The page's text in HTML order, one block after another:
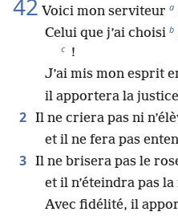
42 Voici mon serviteur a
Celui que j’ai choisi b
c !
J’ai mis mon esprit
il apportera la
2 Il ne criera pas ni
et il ne fera pas
3 Il ne brisera pas le
et il n’éteindra pas
Avec fidélité, il